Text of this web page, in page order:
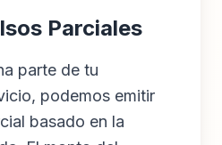
Parciales
parte de tu
podemos emitir
basado en la